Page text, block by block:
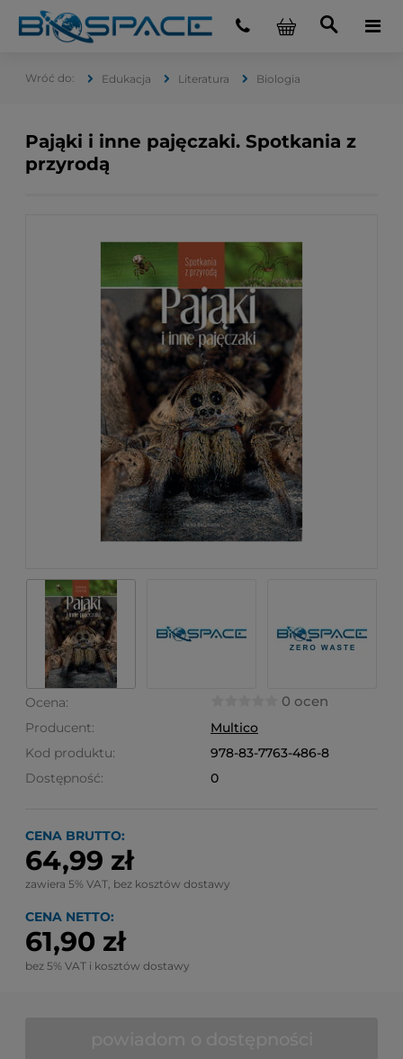
Edukacja Literatura Biologia
Pająki i inne pajęczaki. Spotkania z
przyrodą
Ocena: 0 ocen
Producent:
Multico
Kod produktu:
978-83-7763-486-8
Dostępność:
0
CENA BRUTTO:
64,99 zł
zawiera 5% VAT, bez kosztów dostawy
CENA NETTO:
61,90 zł
bez 5% VAT i kosztów dostawy